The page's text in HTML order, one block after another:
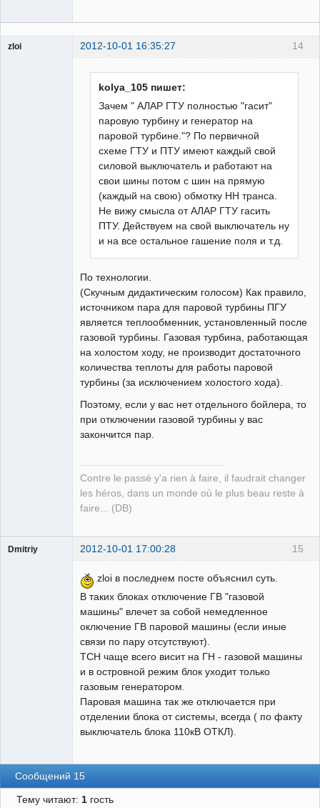
14
zloi 2012-10-01 16:35:27
kolya_105 пишет:
Зачем " АЛАР ГТУ полностью "гасит"
паровую турбину и генератор на
паровой турбине."? По первичной
схеме ГТУ и ПТУ имеют каждый свой
силовой выключатель и работают на
свои шины потом с шин на прямую
(каждый на свою) обмотку НН транса.
Не вижу смысла от АЛАР ГТУ гасить
ПТУ. Действуем на свой выключатель ну
и на все остальное гашение поля и т.д.
По технологии.
(Скучным дидактическим голосом) Как правило,
источником пара для паровой турбины ПГУ
является теплообменник, установленный после
газовой турбины. Газовая турбина, работающая
на холостом ходу, не производит достаточного
количества теплоты для работы паровой
турбины (за исключением холостого хода).
Поэтому, если у вас нет отдельного бойлера, то
при отключении газовой турбины у вас
закончится пар.
Contre le passé y'a rien à faire, il faudrait changer
les héros, dans un monde où le plus beau reste à
faire... (DB)
15
Dmitriy 2012-10-01 17:00:28
zloi в последнем посте объяснил суть.
В таких блоках отключение ГВ "газовой
машины" влечет за собой немедленное
оключение ГВ паровой машины (если иные
связи по пару отсутствуют).
ТСН чаще всего висит на ГН - газовой машины
и в островной режим блок уходит только
газовым генератором.
Паровая машина так же отключается при
отделении блока от системы, всегда ( по факту
выключатель блока 110кВ ОТКЛ).
Сообщений 15
Тему читают: 1гость